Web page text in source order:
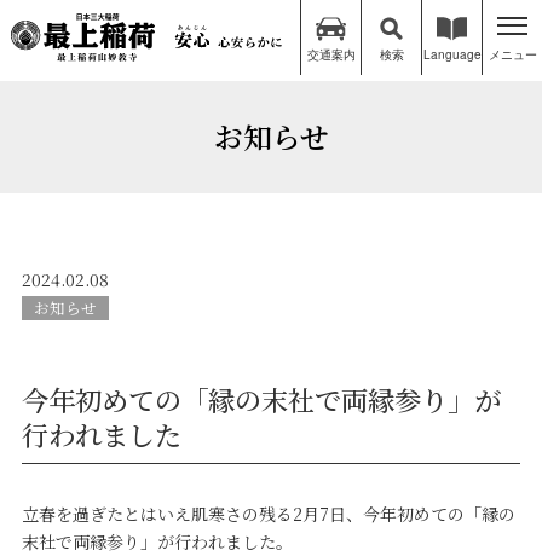
交通案内 検索 Language メニュー
お知らせ
2024.02.08
お知らせ
今年初めての「縁の末社で両縁参り」が
行われました
立春を過ぎたとはいえ肌寒さの残る2月7日、今年初めての「縁の
末社で両縁参り」が行われました。